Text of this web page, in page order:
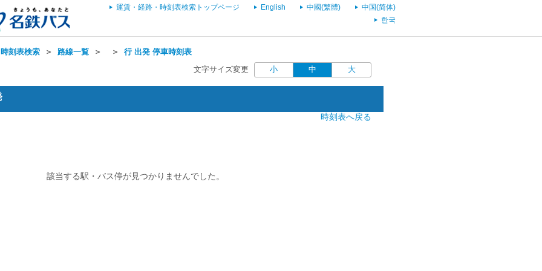
運賃・経路・時刻表検索トップページ English 中國(繁體)
中国(简体)
한국
刻表検索 ＞ 路線一覧 ＞ ＞ 行 出発 停車時刻表
文字サイズ変更 小 中 大
時刻表へ戻る
該当する駅・バス停が見つかりませんでした。